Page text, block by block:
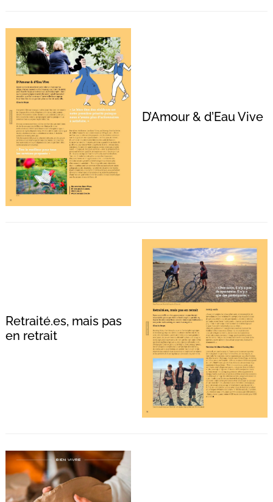
D’Amour & d’Eau Vive
Retraité.es, mais pas
en retrait
Recherche
pour